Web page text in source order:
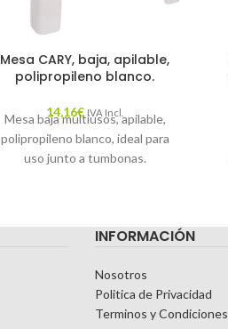
Mesa CARY, baja, apilable,
polipropileno blanco.
14,16€ IVA Incl.
Mesa baja multiusos, apilable,
polipropileno blanco, ideal para
uso junto a tumbonas.
INFORMACIÓN
Nosotros
Politica de Privacidad
Terminos y Condiciones